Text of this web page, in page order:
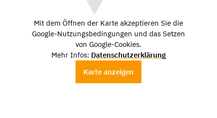
Mit dem Öffnen der Karte akzeptieren Sie die
Google-Nutzungsbedingungen und das Setzen
von Google-Cookies.
Mehr Infos: Datenschutzerklärung
Karte anzeigen